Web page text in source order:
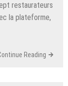
restaurateurs
la plateforme,
Reading